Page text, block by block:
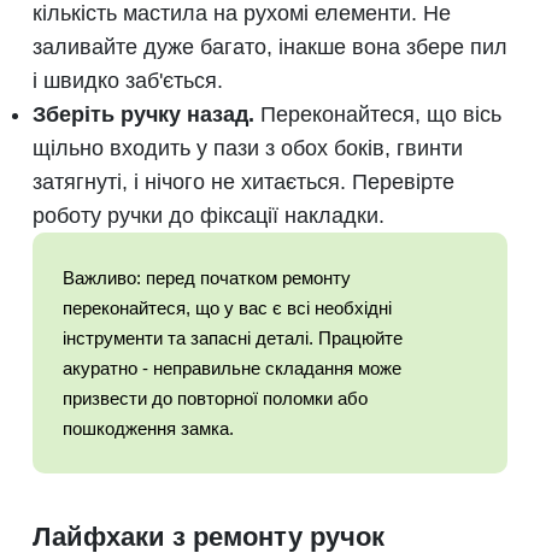
кількість мастила на рухомі елементи. Не
заливайте дуже багато, інакше вона збере пил
і швидко заб'ється.
Зберіть ручку назад. Переконайтеся, що вісь
щільно входить у пази з обох боків, гвинти
затягнуті, і нічого не хитається. Перевірте
роботу ручки до фіксації накладки.
Важливо: перед початком ремонту
переконайтеся, що у вас є всі необхідні
інструменти та запасні деталі. Працюйте
акуратно - неправильне складання може
призвести до повторної поломки або
пошкодження замка.
Лайфхаки з ремонту ручок